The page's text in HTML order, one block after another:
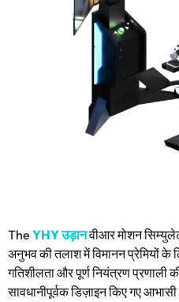
The YHY उड़ानवीआर मोशन
अनुभव की तलाश में विमानन प्रेमियों के
गतिशीलता और पूर्ण नियंत्रण प्रणाली
सावधानीपूर्वक डिज़ाइन किए गए